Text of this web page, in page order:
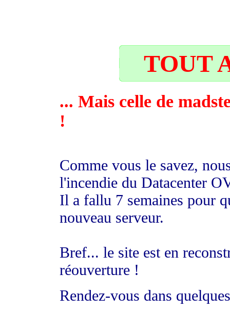
TOUT
... Mais celle de
!
Comme vous le savez,
l'incendie du Datacenter
Il a fallu 7 semaines pour
nouveau serveur.
Bref... le site est en
réouverture !
Rendez-vous dans